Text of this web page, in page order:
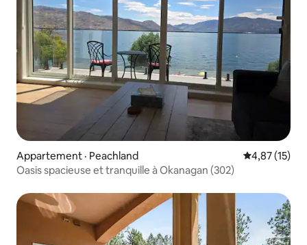
Appartement · Peachland Note
4,87 (15)
Oasis spacieuse et tranquille à Okanagan (302)